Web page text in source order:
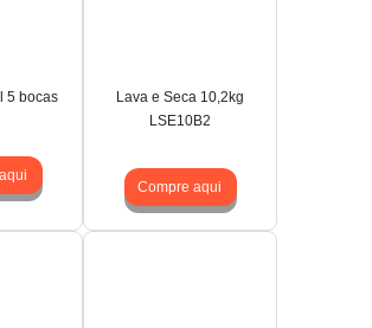
5 bocas
Lava e Seca 10,2kg
LSE10B2
Compre aqui